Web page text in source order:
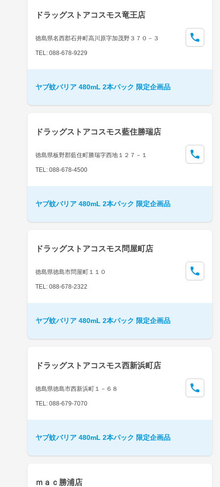
ドラッグストアコスモス竜王店
徳島県名西郡石井町高川原字加茂野３７０－３
TEL: 088-678-9229
ヤブ蚊バリア 480mL 2本パック 限定企画品
ドラッグストアコスモス藍住勝瑞店
徳島県板野郡藍住町勝瑞字西地１２７－１
TEL: 088-678-4500
ヤブ蚊バリア 480mL 2本パック 限定企画品
ドラッグストアコスモス問屋町店
徳島県徳島市問屋町１１０
TEL: 088-678-2322
ヤブ蚊バリア 480mL 2本パック 限定企画品
ドラッグストアコスモス西新浜町店
徳島県徳島市西新浜町１－６８
TEL: 088-679-7070
ヤブ蚊バリア 480mL 2本パック 限定企画品
ｍａｃ勝浦店